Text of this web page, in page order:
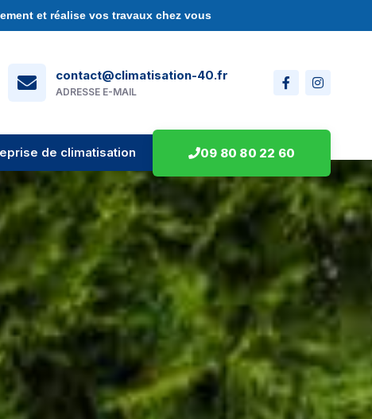
et réalise vos travaux chez vous
contact@climatisation-40.fr
ADRESSE E-MAIL
de climatisation 09 80 80 22 60